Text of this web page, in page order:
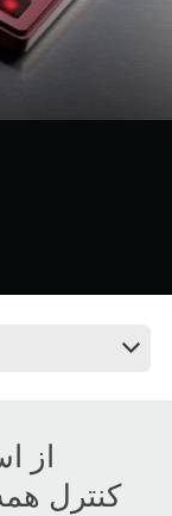
پشتیبانی
درباره ی KORG
از
کنترل